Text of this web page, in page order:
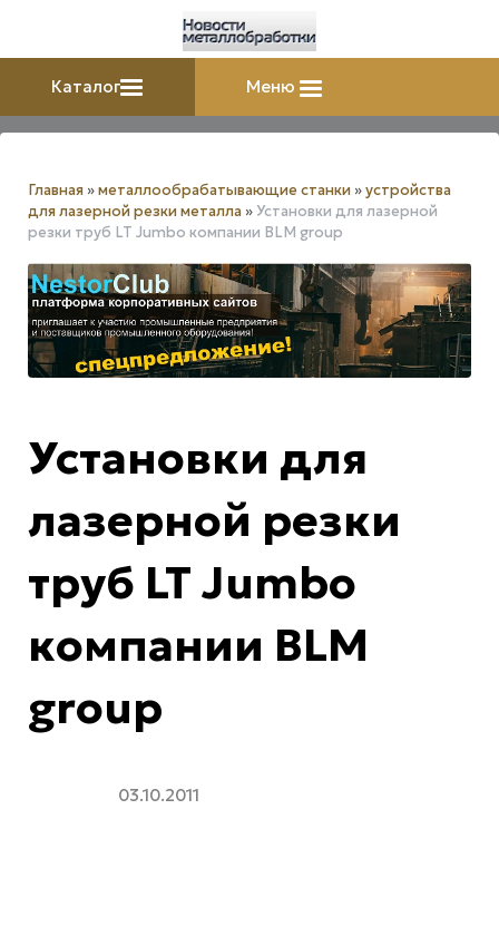
Каталог Меню
Главная »металлообрабатывающие станки »устройства
для лазерной резки металла » Установки для лазерной
резки труб LT Jumbo компании BLM group
Установки для
лазерной резки
труб LT Jumbo
компании BLM
group
03.10.2011